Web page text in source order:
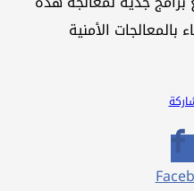
بالمعالجات الأمنية